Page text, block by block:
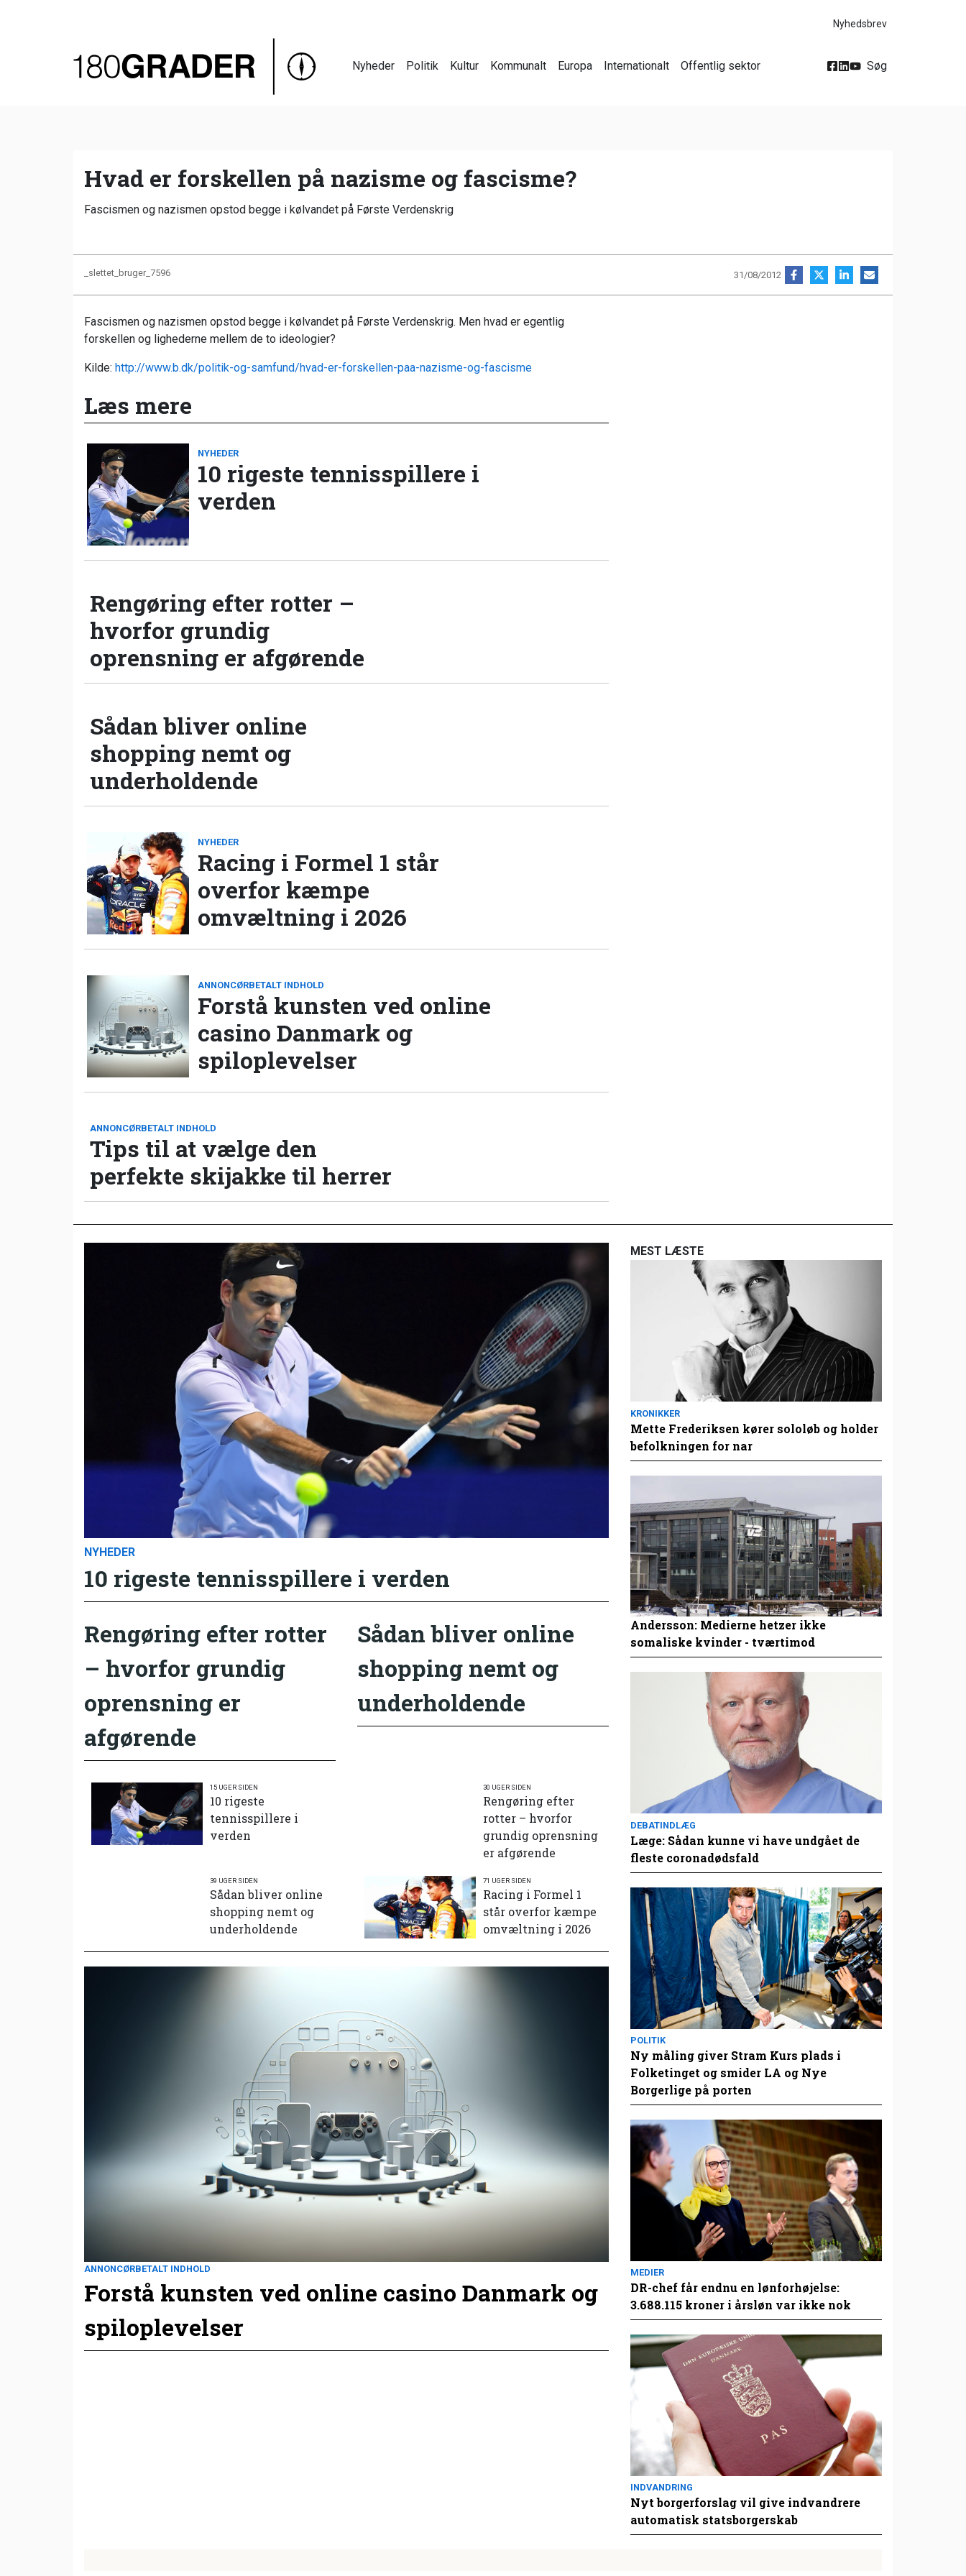
Nyhedsbrev
Nyheder Politik Kultur Kommunalt Europa Internationalt Offentlig sektor Søg
Hvad er forskellen på nazisme og fascisme?
Fascismen og nazismen opstod begge i kølvandet på Første Verdenskrig
_slettet_bruger_7596 31/08/2012
Fascismen og nazismen opstod begge i kølvandet på Første Verdenskrig. Men hvad er egentlig
forskellen og lighederne mellem de to ideologier?
Kilde: http://www.b.dk/politik-og-samfund/hvad-er-forskellen-paa-nazisme-og-fascisme
Læs mere
NYHEDER
10 rigeste tennisspillere i
verden
Rengøring efter rotter –
hvorfor grundig
oprensning er afgørende
Sådan bliver online
shopping nemt og
underholdende
NYHEDER
Racing i Formel 1 står
overfor kæmpe
omvæltning i 2026
ANNONCØRBETALT INDHOLD
Forstå kunsten ved online
casino Danmark og
spiloplevelser
ANNONCØRBETALT INDHOLD
Tips til at vælge den
perfekte skijakke til herrer
NYHEDER
10 rigeste tennisspillere i verden
Rengøring efter rotter
– hvorfor grundig
oprensning er
afgørende
Sådan bliver online
shopping nemt og
underholdende
15 UGER SIDEN
10 rigeste
tennisspillere i
verden
30 UGER SIDEN
Rengøring efter
rotter – hvorfor
grundig oprensning
er afgørende
39 UGER SIDEN
Sådan bliver online
shopping nemt og
underholdende
71 UGER SIDEN
Racing i Formel 1
står overfor kæmpe
omvæltning i 2026
ANNONCØRBETALT INDHOLD
Forstå kunsten ved online casino Danmark og
spiloplevelser
MEST LÆSTE
KRONIKKER
Mette Frederiksen kører sololøb og holder
befolkningen for nar
Andersson: Medierne hetzer ikke
somaliske kvinder - tværtimod
DEBATINDLÆG
Læge: Sådan kunne vi have undgået de
fleste coronadødsfald
POLITIK
Ny måling giver Stram Kurs plads i
Folketinget og smider LA og Nye
Borgerlige på porten
MEDIER
DR-chef får endnu en lønforhøjelse:
3.688.115 kroner i årsløn var ikke nok
INDVANDRING
Nyt borgerforslag vil give indvandrere
automatisk statsborgerskab